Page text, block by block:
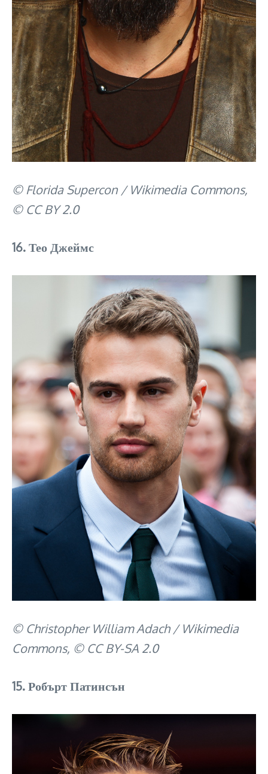
© Florida Supercon / Wikimedia Commons,
© CC BY 2.0
16. Тео Джеймс
© Christopher William Adach / Wikimedia
Commons, © CC BY-SA 2.0
15. Робърт Патинсън